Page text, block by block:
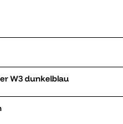
Storm Breaker W3 dunkelblau